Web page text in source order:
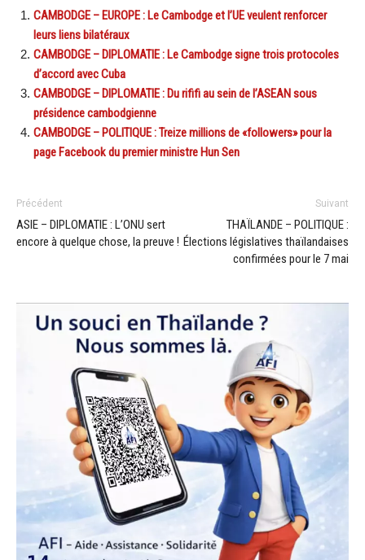
CAMBODGE – EUROPE : Le Cambodge et l’UE veulent renforcer
leurs liens bilatéraux
CAMBODGE – DIPLOMATIE : Le Cambodge signe trois protocoles
d’accord avec Cuba
CAMBODGE – DIPLOMATIE : Du rififi au sein de l’ASEAN sous
présidence cambodgienne
CAMBODGE – POLITIQUE : Treize millions de «followers» pour la
page Facebook du premier ministre Hun Sen
Précédent
ASIE – DIPLOMATIE : L’ONU sert
encore à quelque chose, la preuve !
Suivant
THAÏLANDE – POLITIQUE :
Élections législatives thaïlandaises
confirmées pour le 7 mai